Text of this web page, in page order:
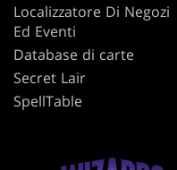
Localizzatore Di Negozi
Ed Eventi
Database di carte
Secret Lair
SpellTable